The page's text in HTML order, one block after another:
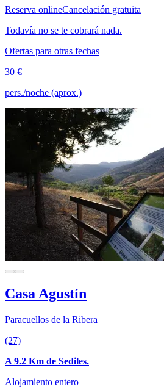
Reserva onlineCancelación gratuita
Todavía no se te cobrará nada.
Ofertas para otras fechas
30 €
pers./noche (aprox.)
Casa Agustín
Paracuellos de la Ribera
(27)
A 9.2 Km de Sediles.
Alojamiento entero